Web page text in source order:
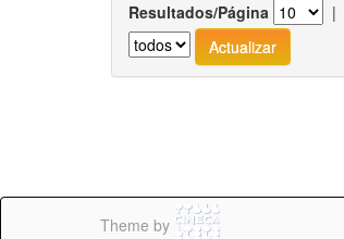
Resultados/Página |
Theme by